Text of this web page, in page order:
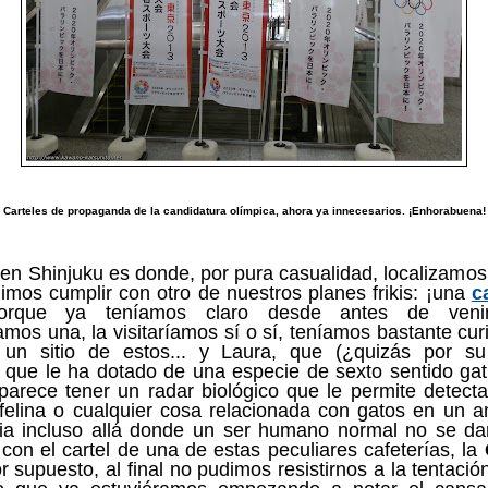
Carteles de propaganda de la candidatura olímpica, ahora ya innecesarios. ¡Enhorabuena!
Shinjuku es donde, por pura casualidad,
cumplir con otro de nuestros planes frikis: ¡una
ya teníamos claro desde antes de
una, la visitaríamos sí o sí, teníamos bastante
sitio de estos... y Laura, que (¿quizás por su
que le ha dotado de una especie de sexto sentido
tener un radar biológico que le permite
o cualquier cosa relacionada con gatos en un
incluso allá donde un ser humano normal no se
el cartel de una de estas peculiares cafeterías, la
supuesto, al final no pudimos resistirnos a la